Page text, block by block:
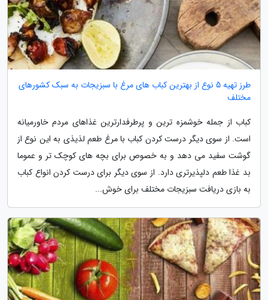
طرز تهیه 5 نوع از بهترین کباب های مرغ با سبزیجات به سبک کشورهای
مختلف
کباب از جمله خوشمزه ترین و پرطرفدارترین غذاهای مردم خاورمیانه
است. از سوی دیگر درست کردن کباب با مرغ طعم لذیذی به این نوع از
گوشت سفید می دهد و به خصوص برای بچه های کوچک تر و عموما
بد غذا طعم دلپذیرتری دارد. از سوی دیگر برای درست کردن انواع کباب
به بازی دریافت سبزیجات مختلف برای خوش...